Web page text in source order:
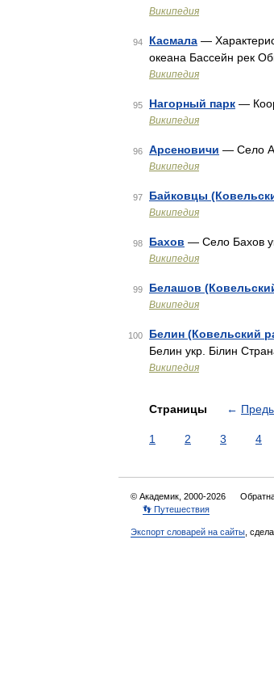
Википедия
94 Касмала —
океана Бассейн рек
Википедия
95 Нагорный парк —
Википедия
96 Арсеновичи — Село
Википедия
97 Байковцы
Википедия
98 Бахов — Село Бахов
Википедия
99 Белашов
Википедия
100 Белин (Ковельский
Белин укр. Білин
Википедия
Страницы ←
1 2 3 4
© Академик, 2000-2026
👣 Путешествия
Экспорт словарей на сайты ,